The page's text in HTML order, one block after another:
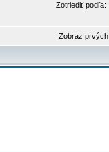
Zotriediť podľa:
Zobraz prvých